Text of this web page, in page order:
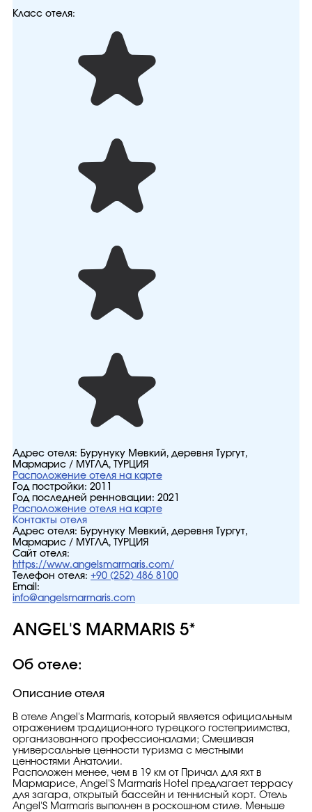
Класс отеля:
Адрес отеля: Бурунуку Мевкий, деревня Тургут,
Мармарис / МУГЛА, ТУРЦИЯ
Расположение отеля на карте
Год постройки: 2011
Год последней ренновации: 2021
Расположение отеля на карте
Контакты отеля
Адрес отеля: Бурунуку Мевкий, деревня Тургут,
Мармарис / МУГЛА, ТУРЦИЯ
Сайт отеля:
https://www.angelsmarmaris.com/
Телефон отеля: +90 (252) 486 8100
Email:
info@angelsmarmaris.com
ANGEL'S MARMARIS 5*
Об отеле:
Описание отеля
В отеле Angel's Marmaris, который является официальным
отражением традиционного турецкого гостеприимства,
организованного профессионалами; Смешивая
универсальные ценности туризма с местными
ценностями Анатолии.
Расположен менее, чем в 19 км от Причал для яхт в
Мармарисе, Angel'S Marmaris Hotel предлагает террасу
для загара, открытый бассейн и теннисный корт. Отель
Angel'S Marmaris выполнен в роскошном стиле. Меньше